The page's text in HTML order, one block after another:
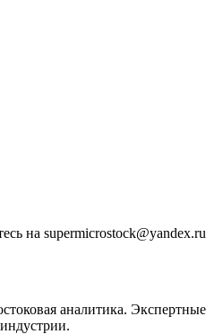
на supermicrostock@yandex.ru
аналитика. Экспертные